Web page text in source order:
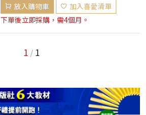
放入購物車
加入喜愛清單
下單後立即採購，需4個月。
1 / 1